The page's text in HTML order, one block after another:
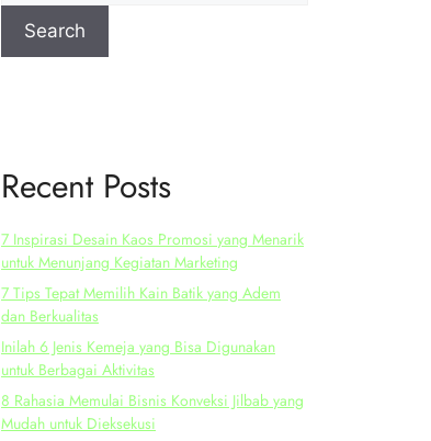
Search
Recent Posts
7 Inspirasi Desain Kaos Promosi yang Menarik
untuk Menunjang Kegiatan Marketing
7 Tips Tepat Memilih Kain Batik yang Adem
dan Berkualitas
Inilah 6 Jenis Kemeja yang Bisa Digunakan
untuk Berbagai Aktivitas
8 Rahasia Memulai Bisnis Konveksi Jilbab yang
Mudah untuk Dieksekusi